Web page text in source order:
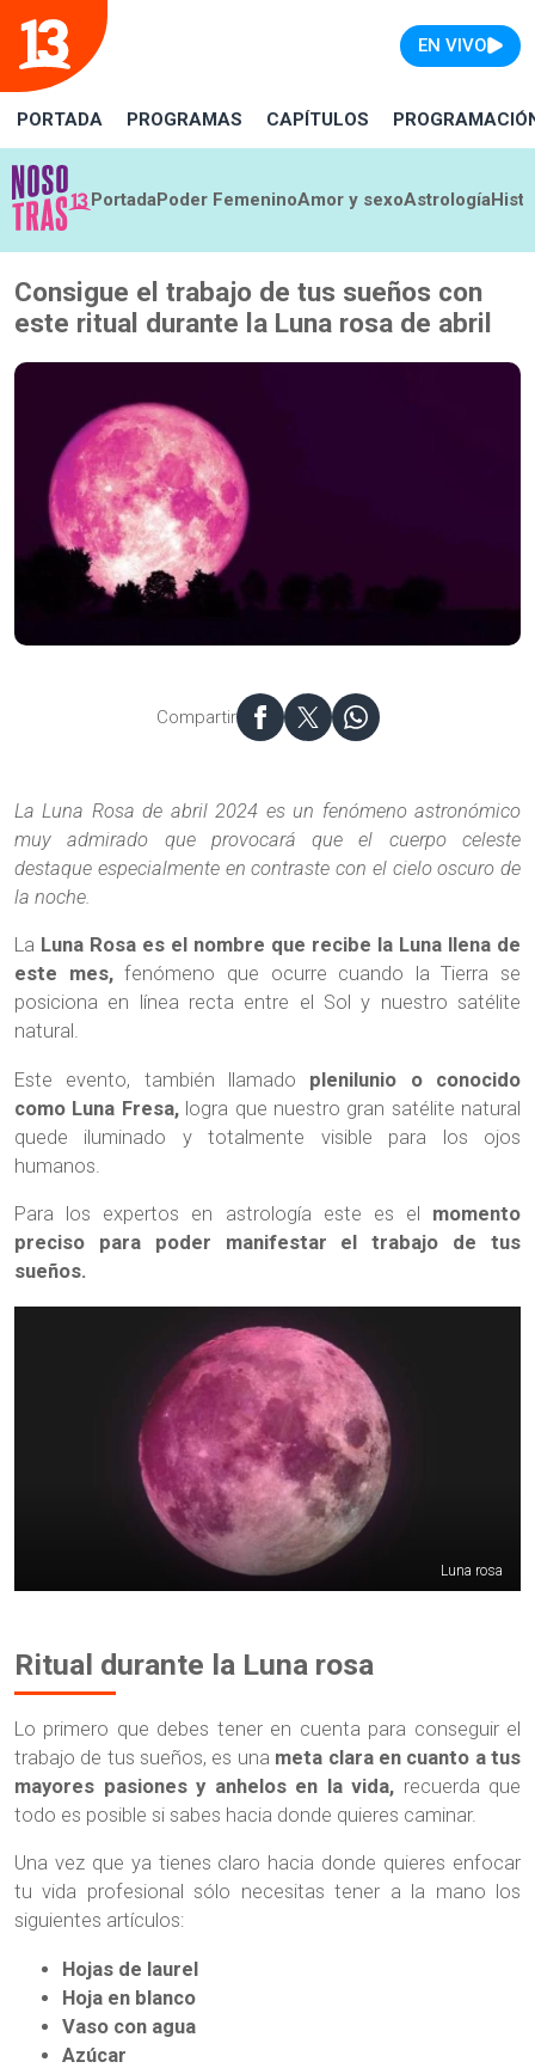
PORTADA PROGRAMAS CAPÍTULOS
EN VIVO
PortadaPoder FemeninoAmor y sexoAstrología
Consigue el trabajo de tus sueños con
este ritual durante la Luna rosa de abril
Compartir
La Luna Rosa de abril 2024 es un fenómeno astronómico
muy admirado que provocará que el cuerpo celeste
destaque especialmente en contraste con el cielo oscuro de
la noche.
La Luna Rosa es el nombre que recibe la Luna llena de
este mes,fenómeno que ocurre cuando la Tierra se
posiciona en línea recta entre el Sol y nuestro satélite
natural.
Este evento, también llamado plenilunio o conocido
como Luna Fresa, logra que nuestro gran satélite natural
quede iluminado y totalmente visible para los ojos
humanos.
Para los expertos en astrología este es el momento
preciso para poder manifestar el trabajo de tus
sueños.
Luna rosa
Ritual durante la Luna rosa
Lo primero que debes tener en cuenta para conseguir el
trabajo de tus sueños, es una meta clara en cuanto a tus
mayores pasiones y anhelos en la vida, recuerda que
todo es posible si sabes hacia donde quieres caminar.
Una vez que ya tienes claro hacia donde quieres enfocar
tu vida profesional sólo necesitas tener a la mano los
siguientes artículos:
Hojas de laurel
Hoja en blanco
Vaso con agua
Azúcar